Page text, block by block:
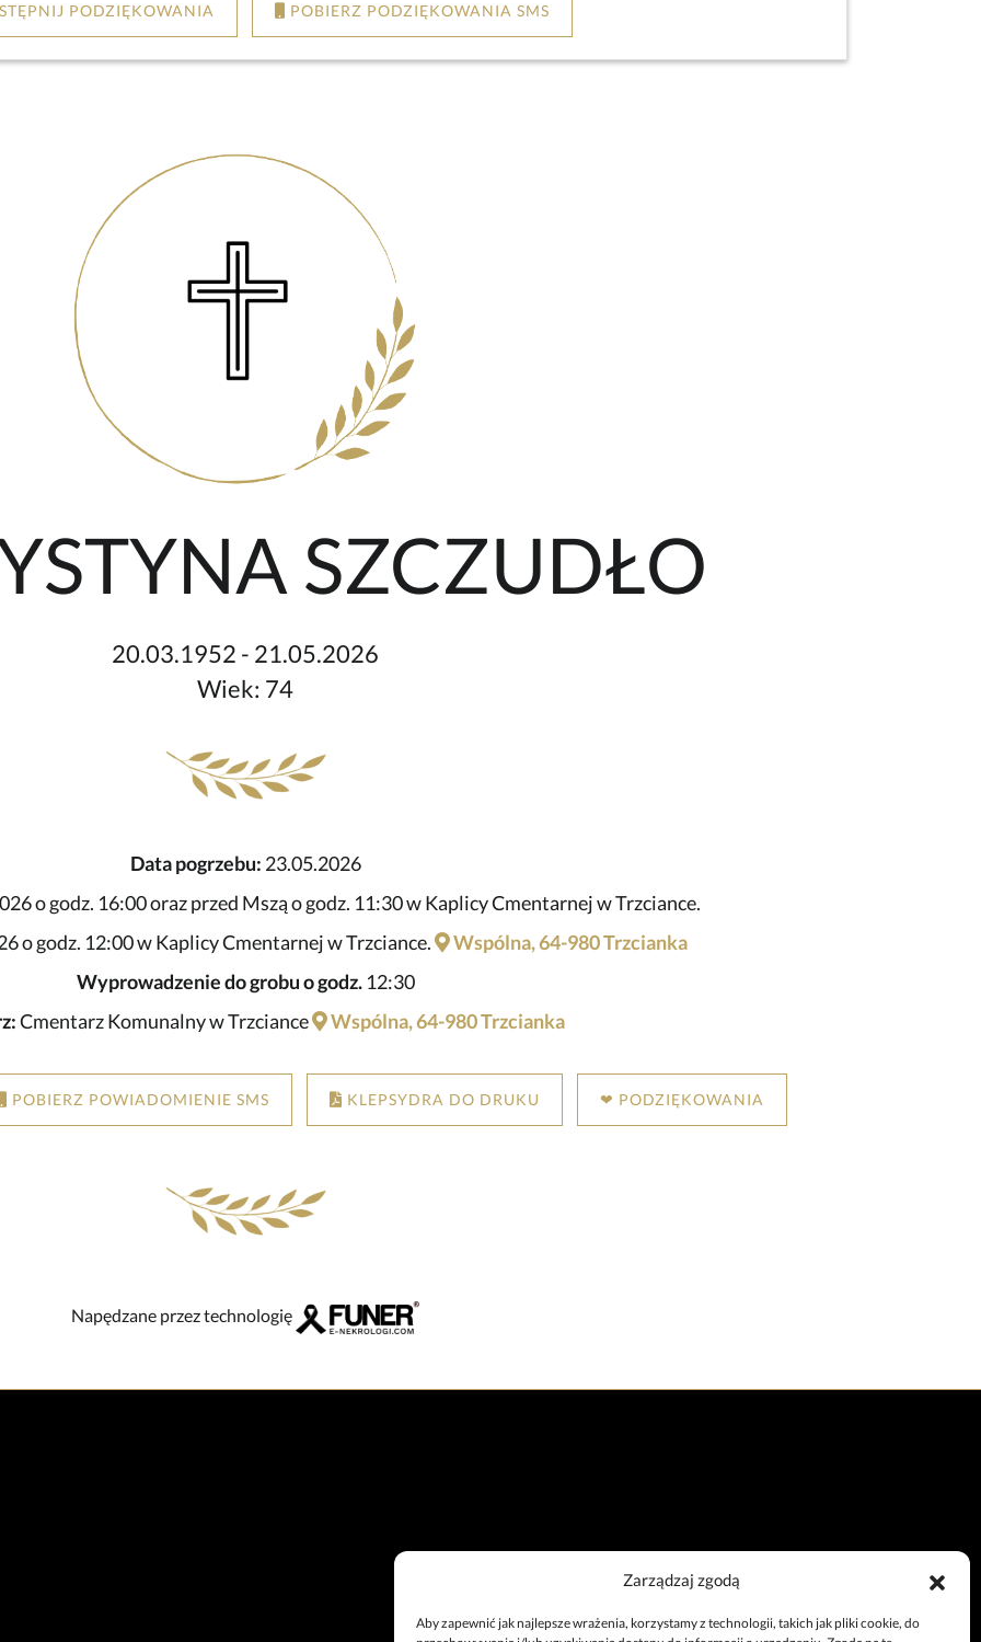
Zarządzaj zgodą
Aby zapewnić jak najlepsze wrażenia, korzystamy z technologii, takich jak pliki cookie, do
PODZIĘKOWANIA POBIERZ PODZIĘKOWANIA SMS
SZCZUDŁO
20.03.1952 - 21.05.2026
Wiek: 74
Data pogrzebu: 23.05.2026
o godz. 16:00 oraz przed Mszą o godz. 11:30 w Kaplicy Cmentarnej w Trzciance.
o godz. 12:00 w Kaplicy Cmentarnej w Trzciance.
Wspólna, 64-980 Trzcianka
Wyprowadzenie do grobu o godz.12:30
Cmentarz Komunalny w Trzciance Wspólna, 64-980 Trzcianka
POBIERZ POWIADOMIENIE SMS KLEPSYDRA DO DRUKU ❤ PODZIĘKOWANIA
Napędzane przez technologię
Całodobowy telefon